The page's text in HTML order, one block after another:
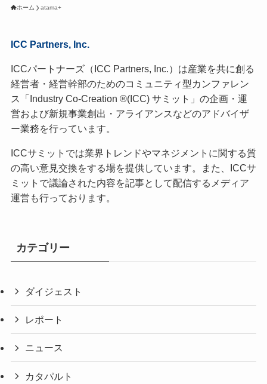
ホーム atama+
ICC Partners, Inc.
ICCパートナーズ（ICC Partners, Inc.）は産業を共に創る
経営者・経営幹部のためのコミュニティ型カンファレン
ス「Industry Co-Creation ®(ICC) サミット」の企画・運
営および新規事業創出・アライアンスなどのアドバイザ
ー業務を行っています。
ICCサミットでは業界トレンドやマネジメントに関する質
の高い意見交換をする場を提供しています。また、ICCサ
ミットで議論された内容を記事として配信するメディア
運営も行っております。
カテゴリー
ダイジェスト
レポート
ニュース
カタパルト